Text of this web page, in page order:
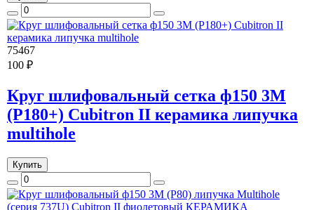
75467
100 ₽
Круг шлифовальный сетка ф150 3M
(Р180+) Cubitron II керамика липучка
multihole
Купить